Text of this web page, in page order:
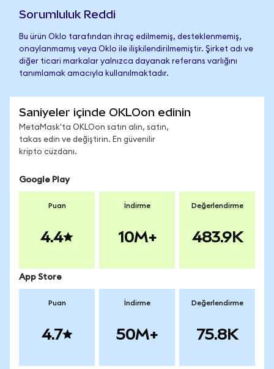
Sorumluluk Reddi
Bu ürün Oklo tarafından ihraç edilmemiş, desteklenmemiş,
onaylanmamış veya Oklo ile ilişkilendirilmemiştir. Şirket adı ve
diğer ticari markalar yalnızca dayanak referans varlığını
tanımlamak amacıyla kullanılmaktadır.
Saniyeler içinde OKLOon edinin
MetaMask'ta OKLOon satın alın, satın,
takas edin ve değiştirin. En güvenilir
kripto cüzdanı.
Google Play
Puan
4.4
İndirme
10M+
Değerlendirme
483.9K
App Store
Puan
4.7
İndirme
50M+
Değerlendirme
75.8K